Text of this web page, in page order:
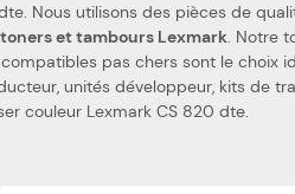
imprimante laser couleur Lexmark CS 820 dte. Nous
et tambours Lexmark. Notre
pas chers sont le choix
couleur Lexmark CS 820 dte.